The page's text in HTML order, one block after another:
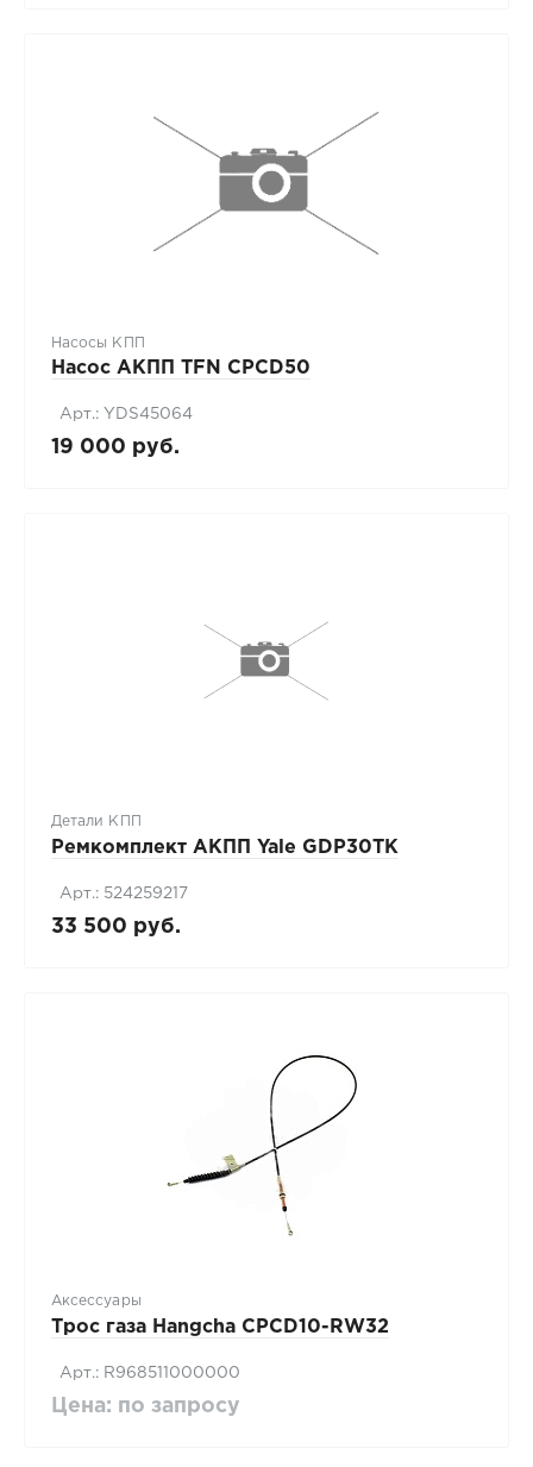
Насосы КПП
Насос АКПП TFN CPCD50
Арт.: YDS45064
19 000 руб.
Детали КПП
Ремкомплект АКПП Yale GDP30TK
Арт.: 524259217
33 500 руб.
Аксессуары
Трос газа Hangcha CPCD10-RW32
Арт.: R968511000000
Цена: по запросу